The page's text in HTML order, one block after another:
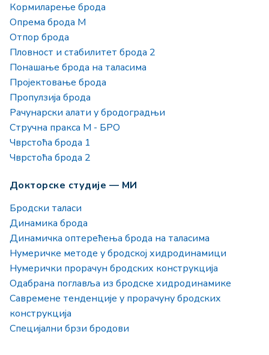
Кормиларење брода
Опрема брода М
Отпор брода
Пловност и стабилитет брода 2
Понашање брода на таласима
Пројектовање брода
Пропулзија брода
Рачунарски алати у бродоградњи
Стручна пракса М - БРО
Чврстоћа брода 1
Чврстоћа брода 2
Докторске студије — МИ
Бродски таласи
Динамика брода
Динамичка оптерећења брода на таласима
Нумеричке методе у бродској хидродинамици
Нумерички прорачун бродских конструкција
Одабрана поглавља из бродске хидродинамике
Савремене тенденције у прорачуну бродских
конструкција
Специјални брзи бродови